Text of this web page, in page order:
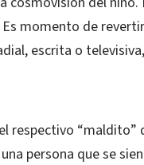
momento de
escrita o
respectivo
persona que se